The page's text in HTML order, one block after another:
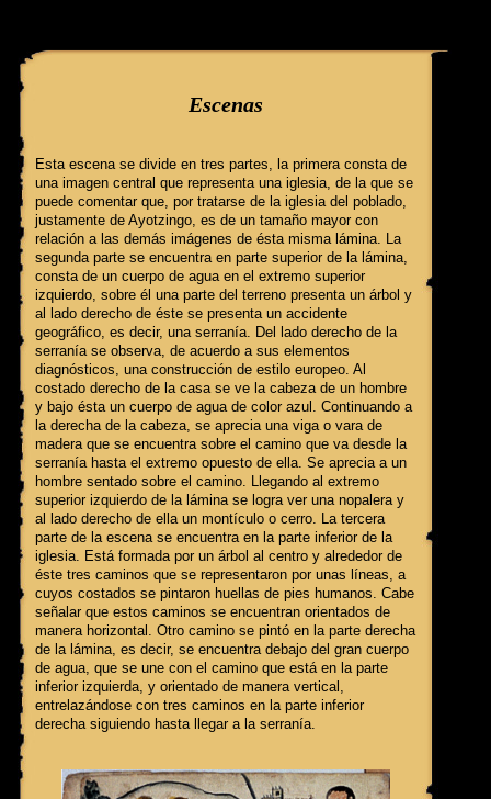
Escenas
Esta escena se divide en tres partes, la primera consta de
una imagen central que representa una iglesia, de la que se
puede comentar que, por tratarse de la iglesia del poblado,
justamente de Ayotzingo, es de un tamaño mayor con
relación a las demás imágenes de ésta misma lámina. La
segunda parte se encuentra en parte superior de la lámina,
consta de un cuerpo de agua en el extremo superior
izquierdo, sobre él una parte del terreno presenta un árbol y
al lado derecho de éste se presenta un accidente
geográfico, es decir, una serranía. Del lado derecho de la
serranía se observa, de acuerdo a sus elementos
diagnósticos, una construcción de estilo europeo. Al
costado derecho de la casa se ve la cabeza de un hombre
y bajo ésta un cuerpo de agua de color azul. Continuando a
la derecha de la cabeza, se aprecia una viga o vara de
madera que se encuentra sobre el camino que va desde la
serranía hasta el extremo opuesto de ella. Se aprecia a un
hombre sentado sobre el camino. Llegando al extremo
superior izquierdo de la lámina se logra ver una nopalera y
al lado derecho de ella un montículo o cerro. La tercera
parte de la escena se encuentra en la parte inferior de la
iglesia. Está formada por un árbol al centro y alrededor de
éste tres caminos que se representaron por unas líneas, a
cuyos costados se pintaron huellas de pies humanos. Cabe
señalar que estos caminos se encuentran orientados de
manera horizontal. Otro camino se pintó en la parte derecha
de la lámina, es decir, se encuentra debajo del gran cuerpo
de agua, que se une con el camino que está en la parte
inferior izquierda, y orientado de manera vertical,
entrelazándose con tres caminos en la parte inferior
derecha siguiendo hasta llegar a la serranía.